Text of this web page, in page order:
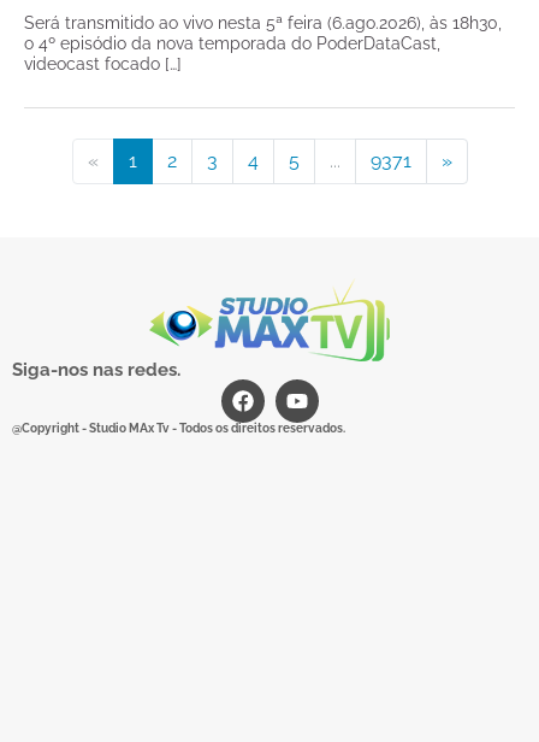
Será transmitido ao vivo nesta 5ª feira (6.ago.2026), às 18h30,
o 4º episódio da nova temporada do PoderDataCast,
videocast focado […]
« 1 2 3 4 5 ... 9371 »
Siga-nos nas redes.
@Copyright - Studio MAx Tv - Todos os direitos reservados.